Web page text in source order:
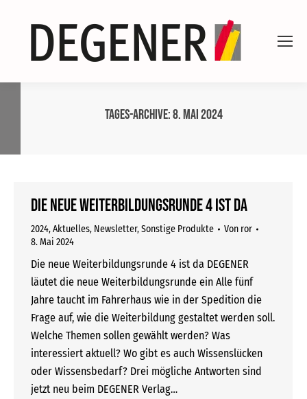
Tages-Archive:8. Mai 2024
Die neue Weiterbildungsrunde 4 ist da
2024,Aktuelles, Newsletter,Sonstige Produkte Von ror
8. Mai 2024
Die neue Weiterbildungsrunde 4 ist da DEGENER
läutet die neue Weiterbildungsrunde ein Alle fünf
Jahre taucht im Fahrerhaus wie in der Spedition die
Frage auf, wie die Weiterbildung gestaltet werden soll.
Welche Themen sollen gewählt werden? Was
interessiert aktuell? Wo gibt es auch Wissenslücken
oder Wissensbedarf? Drei mögliche Antworten sind
jetzt neu beim DEGENER Verlag…